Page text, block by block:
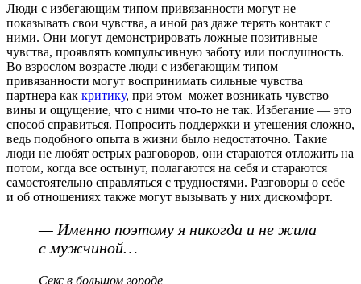
Люди с избегающим типом привязанности могут не
показывать свои чувства, а иной раз даже терять контакт с
ними. Они могут демонстрировать ложные позитивные
чувства, проявлять компульсивную заботу или послушность.
Во взрослом возрасте люди с избегающим типом
привязанности могут воспринимать сильные чувства
партнера как критику, при этом может возникать чувство
вины и ощущение, что с ними что-то не так. Избегание — это
способ справиться. Попросить поддержки и утешения сложно,
ведь подобного опыта в жизни было недостаточно. Такие
люди не любят острых разговоров, они стараются отложить на
потом, когда все остынут, полагаются на себя и стараются
самостоятельно справляться с трудностями. Разговоры о себе
и об отношениях также могут вызывать у них дискомфорт.
— Именно поэтому я никогда и не жила
с мужчиной…
Секс в большом городе